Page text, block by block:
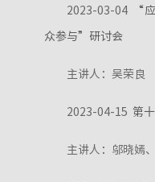
2023-03-04 “
众参与”研讨会
主讲人：吴荣良
2023-04-15 第
主讲人：邬晓嫣